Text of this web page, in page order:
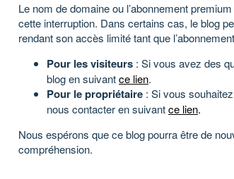
Le nom de domaine ou l’abonnement
cette interruption. Dans certains cas, le blog
rendant son accès limité tant que
Pour les visiteurs : Si vous avez des
blog en suivantce lien.
Pour le propriétaire : Si vous
nous contacter en suivantce lien.
Nous espérons que ce blog pourra être de
compréhension.